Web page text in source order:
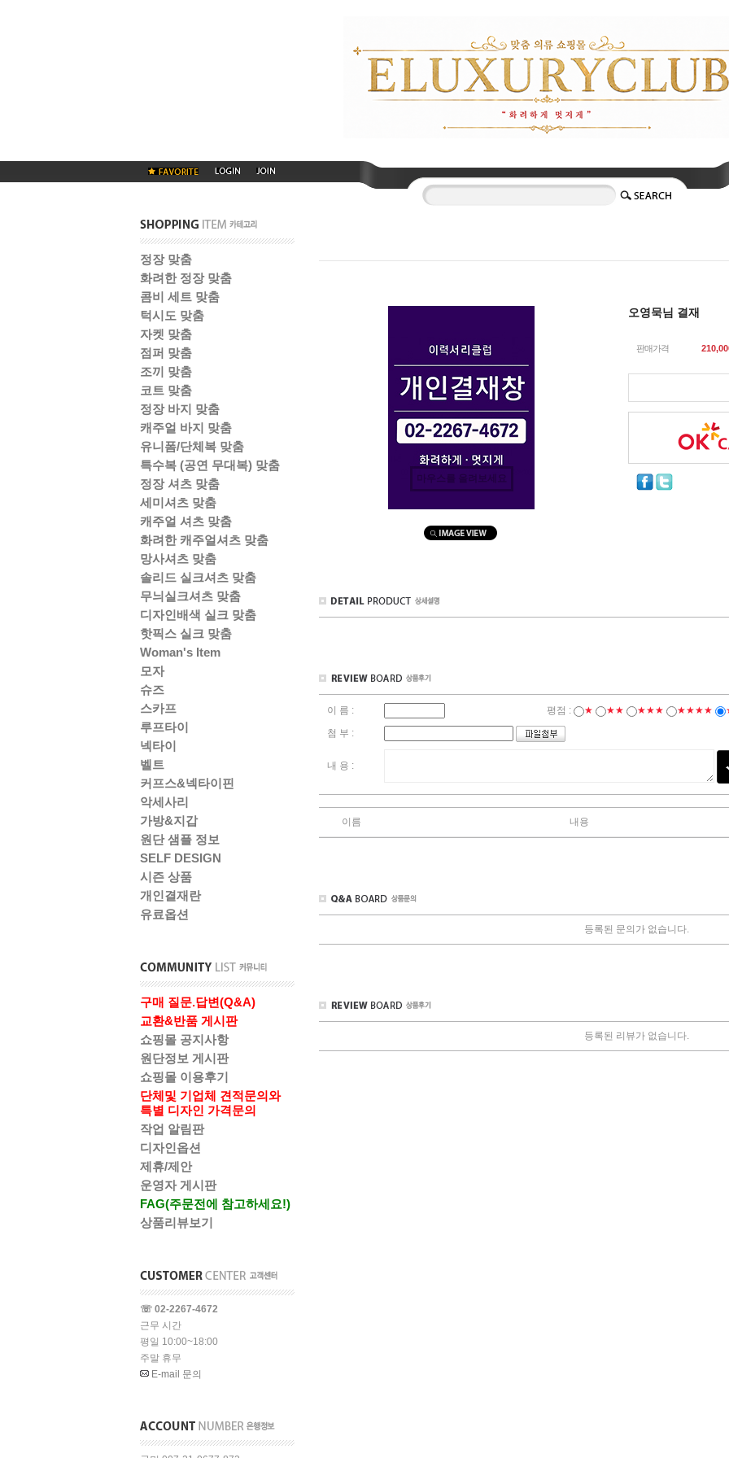
정장 맞춤
화려한 정장 맞춤
콤비 세트 맞춤
턱시도 맞춤
자켓 맞춤
점퍼 맞춤
조끼 맞춤
코트 맞춤
정장 바지 맞춤
캐주얼 바지 맞춤
유니폼/단체복 맞춤
특수복 (공연 무대복) 맞춤
정장 셔츠 맞춤
세미셔츠 맞춤
캐주얼 셔츠 맞춤
화려한 캐주얼셔츠 맞춤
망사셔츠 맞춤
솔리드 실크셔츠 맞춤
무늬실크셔츠 맞춤
디자인배색 실크 맞춤
핫픽스 실크 맞춤
Woman's Item
모자
슈즈
스카프
루프타이
넥타이
벨트
커프스&넥타이핀
악세사리
가방&지갑
원단 샘플 정보
SELF DESIGN
시즌 상품
개인결재란
유료옵션
구매 질문.답변(Q&A)
교환&반품 게시판
쇼핑몰 공지사항
원단정보 게시판
쇼핑몰 이용후기
단체및 기업체 견적문의와
특별 디자인 가격문의
작업 알림판
디자인옵션
제휴/제안
운영자 게시판
FAG(주문전에 참고하세요!)
상품리뷰보기
☏ 02-2267-4672
근무 시간
평일 10:00~18:00
주말 휴무
E-mail 문의
마우스를 올려보세요
오영묵님 결재
판매가격
이 름 : 평점 : ★ ★★ ★★★ ★★★★
첨 부 :
내 용 :
이름 내용
등록된 문의가 없습니다.
등록된 리뷰가 없습니다.